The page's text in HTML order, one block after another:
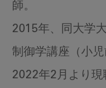
師。
2015年、同大学
制御学講座（小児
2022年2月より現